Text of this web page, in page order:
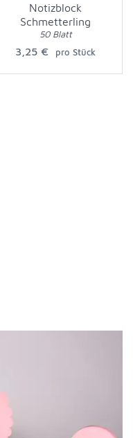
Notizblock
Schmetterling
50 Blatt
3,25 € pro Stück